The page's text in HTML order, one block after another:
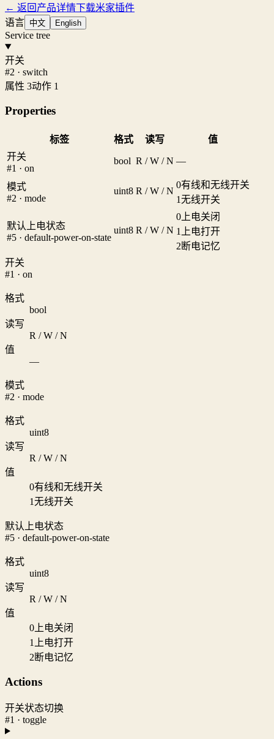
← 返回产品详情下载米家插件
语言 中文 English
Service tree
开关
#2 · switch
属性 3动作 1
Properties
标签 格式 读写
值
开关
#1 · on
bool R / W / N —
模式
#2 · mode
uint8 R / W / N
0有线和无线开关
1无线开关
默认上电状态
#5 · default-power-on-state
uint8 R / W / N
0 上电关闭
1
上电打开
2断电记忆
开关
#1 · on
格式
bool
读写
R / W / N
值
—
模式
#2 · mode
格式
uint8
读写
R / W / N
值
0有线和无线开关
1无线开关
默认上电状态
#5 · default-power-on-state
格式
uint8
读写
R / W / N
值
0 上电关闭
1
上电打开
2断电记忆
Actions
开关状态切换
#1 · toggle